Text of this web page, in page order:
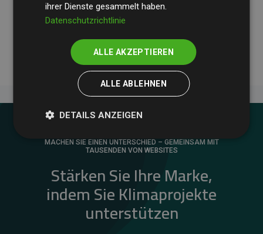
geschätzten CO₂-Emissionender teilnehmenden
Websites kompensieren – ein klarer Nachweis für die
messbare Klimawirkung unseres Ansatzes.
MACHEN SIE EINEN UNTERSCHIED – GEMEINSAM MIT
TAUSENDEN VON WEBSITES
Stärken Sie Ihre Marke,
indem Sie Klimaprojekte
unterstützen
ihrer Dienste gesammelt haben.
Datenschutzrichtlinie
ALLE AKZEPTIEREN
ALLE ABLEHNEN
DETAILS ANZEIGEN